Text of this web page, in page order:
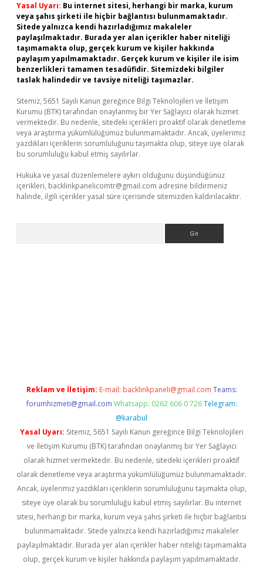
Yasal Uyarı: Bu internet sitesi, herhangi bir marka, kurum
veya şahıs şirketi ile hiçbir bağlantısı bulunmamaktadır.
Sitede yalnızca kendi hazırladığımız makaleler
paylaşılmaktadır. Burada yer alan içerikler haber niteliği
taşımamakta olup, gerçek kurum ve kişiler hakkında
paylaşım yapılmamaktadır. Gerçek kurum ve kişiler ile isim
benzerlikleri tamamen tesadüfidir. Sitemizdeki bilgiler
taslak halindedir ve tavsiye niteliği taşımazlar.
Sitemiz, 5651 Sayılı Kanun gereğince Bilgi Teknolojileri ve İletişim
Kurumu (BTK) tarafından onaylanmış bir Yer Sağlayıcı olarak hizmet
vermektedir. Bu nedenle, sitedeki içerikleri proaktif olarak denetleme
veya araştırma yükümlülüğümüz bulunmamaktadır. Ancak, üyelerimiz
yazdıkları içeriklerin sorumluluğunu taşımakta olup, siteye üye olarak
bu sorumluluğu kabul etmiş sayılırlar.
Hukuka ve yasal düzenlemelere aykırı olduğunu düşündüğünüz
içerikleri, backlinkpanelicomtr@gmail.com adresine bildirmeniz
halinde, ilgili içerikler yasal süre içerisinde sitemizden kaldırılacaktır.
Reklam ve İletişim: E-mail: backlinkpaneli@gmail.com Teams:
forumhizmeti@gmail.com Whatsapp: 0262 606 0 726 Telegram:
@karabul
Yasal Uyarı: Sitemiz, 5651 Sayılı Kanun gereğince Bilgi Teknolojileri
ve İletişim Kurumu (BTK) tarafından onaylanmış bir Yer Sağlayıcı
olarak hizmet vermektedir. Bu nedenle, sitedeki içerikleri proaktif
olarak denetleme veya araştırma yükümlülüğümüz bulunmamaktadır.
Ancak, üyelerimiz yazdıkları içeriklerin sorumluluğunu taşımakta olup,
siteye üye olarak bu sorumluluğu kabul etmiş sayılırlar. Bu internet
sitesi, herhangi bir marka, kurum veya şahıs şirketi ile hiçbir bağlantısı
bulunmamaktadır. Sitede yalnızca kendi hazırladığımız makaleler
paylaşılmaktadır. Burada yer alan içerikler haber niteliği taşımamakta
olup, gerçek kurum ve kişiler hakkında paylaşım yapılmamaktadır.